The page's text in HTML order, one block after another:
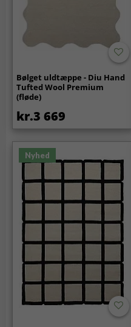
Bølget uldtæppe - Diu Hand
Tufted Wool Premium
(fløde)
kr.3 669
Nyhed